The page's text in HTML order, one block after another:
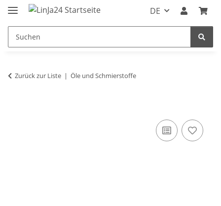
DE
Zurück zur Liste Öle und Schmierstoffe